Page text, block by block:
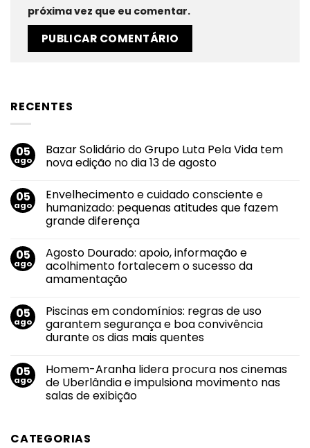
próxima vez que eu comentar.
RECENTES
05
ago
Bazar Solidário do Grupo Luta Pela Vida tem
nova edição no dia 13 de agosto
em
Bazar
Solidário
do
Grupo
Pela
Vida
tem
nova
edição
13
de
agosto
05
ago
Envelhecimento e cuidado consciente e
humanizado: pequenas atitudes que fazem
grande diferença
em
Envelhecimento
e
cuidado
humanizado:
pequenas
atitudes
que
fazem
05
ago
Agosto Dourado: apoio, informação e
acolhimento fortalecem o sucesso da
amamentação
em
Agosto
Dourado:
apoio,
acolhimento
fortalecem
o
sucesso
da
05
ago
Piscinas em condomínios: regras de uso
garantem segurança e boa convivência
durante os dias mais quentes
em
Piscinas
em
condomínios:
segurança
05
ago
Homem-Aranha lidera procura nos cinemas
de Uberlândia e impulsiona movimento nas
salas de exibição
Homem-
Aranha
CATEGORIAS